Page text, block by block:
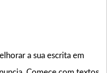
a sua escrita em